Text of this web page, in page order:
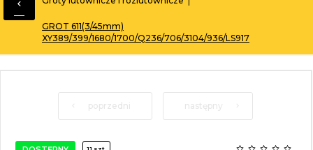
GROT 611(3/45mm)
XY389/399/1680/1700/Q236/706/3104/936/LS917
poprzedni następny